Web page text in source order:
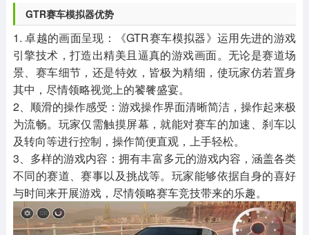
GTR赛车模拟器优势
1. 卓越的画面呈现：《GTR赛车模拟器》运用先进的游戏
引擎技术，打造出精美且逼真的游戏画面。无论是赛道场
景、赛车细节，还是特效，皆极为精细，使玩家仿若置身
其中，尽情领略视觉上的饕餮盛宴。
2、顺滑的操作感受：游戏操作界面清晰简洁，操作起来极
为流畅。玩家仅需触摸屏幕，就能对赛车的加速、刹车以
及转向等进行控制，操作简便直观，上手轻松。
3、多样的游戏内容：拥有丰富多元的游戏内容，涵盖各类
不同的赛道、赛事以及挑战等。玩家能够依据自身的喜好
与时间来开展游戏，尽情领略赛车竞技带来的乐趣。